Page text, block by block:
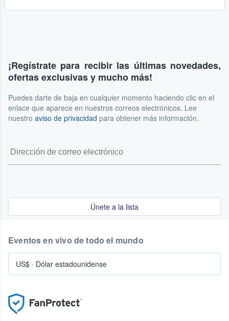
¡Regístrate para recibir las últimas novedades,
ofertas exclusivas y mucho más!
Puedes darte de baja en cualquier momento haciendo clic en el
enlace que aparece en nuestros correos electrónicos. Lee
nuestro aviso de privacidad para obtener más información.
Únete a la lista
Eventos en vivo de todo el mundo
US$ · Dólar estadounidense